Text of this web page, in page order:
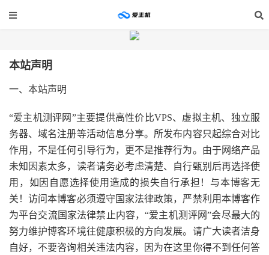
本站声明
一、本站声明
“爱主机测评网”主要提供高性价比VPS、虚拟主机、独立服
务器、域名注册等活动信息分享。所发布内容只起综合对比
作用，不是任何引导行为，更不是推荐行为。由于网络产品
未知因素太多，读者请务必考虑清楚、自行甄别后再选择使
用，如因自愿选择使用造成的损失自行承担！与本博客无
关！访问本博客必须遵守国家法律政策，严禁利用本博客作
为平台交流国家法律禁止内容，“爱主机测评网”会尽最大的
努力维护博客环境往健康积极的方向发展。请广大读者洁身
自好，不要咨询相关违法内容，因为在这里你得不到任何答